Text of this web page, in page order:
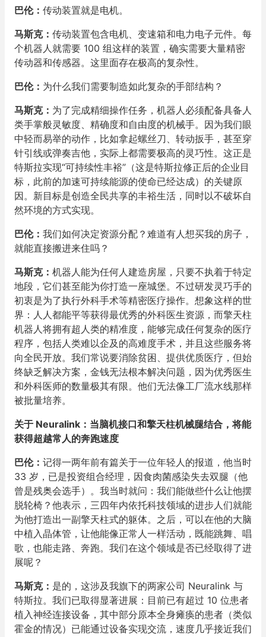
巴伦： 传动装置就是电机。
马斯克： 传动装置包含电机、变速箱和电力电子元件。每
个机器人就需要 100 组这样的装置，确实需要大量精密
传动器和传感器。这里面存在极高的复杂性。
巴伦： 为什么我们需要制造如此复杂的手部结构？
马斯克： 为了完成精细操作任务，机器人必须配备具备人
类手掌般灵敏度、精确度和自由度的机械手。因为我们眼
中轻而易举的动作，比如拿起螺丝刀、转动扳手，甚至穿
针引线或弹奏吉他，实际上都需要极高的灵巧性。这正是
特斯拉实现“可持续性丰裕”（这是特斯拉修正后的企业目
标，此前的加速可持续能源的使命已经达成）的关键原
因。新目标是创造全民共享的丰裕生活，同时以不破坏自
然环境的方式实现。
巴伦： 我们如何决定资源分配？难道有人想买我的房子，
就能直接搬进来住吗？
马斯克： 机器人能为任何人建造房屋，只要不执着于特定
地段，它们甚至能为你打造一座城堡。不过研发灵巧手的
初衷是为了执行外科手术等精密医疗操作。想象这样的世
界：人人都能平等获得最优秀的外科医生资源，而擎天柱
机器人将拥有超人类的精准度，能够完成任何复杂的医疗
程序，包括人类难以企及的高难度手术，并且这些服务将
向全民开放。我们常说要消除贫困、提供优质医疗，但始
终缺乏解决方案，金钱无法根本解决问题，因为优秀医生
和外科医师的数量极其有限。他们无法像工厂流水线那样
被批量培养。
关于 Neuralink：当脑机接口和擎天柱机械腿结合，将能
获得超越常人的奔跑速度
巴伦： 记得一两年前有篇关于一位年轻人的报道，他当时
33 岁，已是投资组合经理，因食肉菌感染失去双腿（他
曾是残奥会选手）。我当时就问：我们能做些什么让他摆
脱轮椅？他表示，三四年内依托科技领域的进步人们就能
为他打造出一副擎天柱式的躯体。之后，可以在他的大脑
中植入晶体管，让他能像正常人一样活动，既能跳舞、唱
歌，也能走路、奔跑。我们在这个领域是否已经取得了进
展呢？
马斯克： 是的，这涉及我旗下的两家公司 Neuralink 与
特斯拉。我们已取得显著进展：目前已有超过 10 位患者
植入神经连接设备，其中部分原本全身瘫痪的患者（类似
霍金的情况）已能通过设备实现交流，速度几乎接近我们